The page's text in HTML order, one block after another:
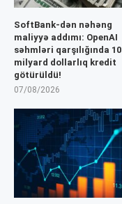
SoftBank-dən nəhəng
maliyyə addımı: OpenAI
səhmləri qarşılığında 10
milyard dollarlıq kredit
götürüldü!
07/08/2026